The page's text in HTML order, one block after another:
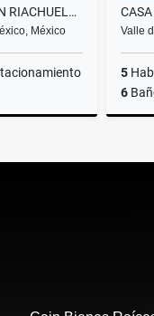
TERRENO EN VENTA CON RIACHUELO EN AVANDARO
México Valle
5
6